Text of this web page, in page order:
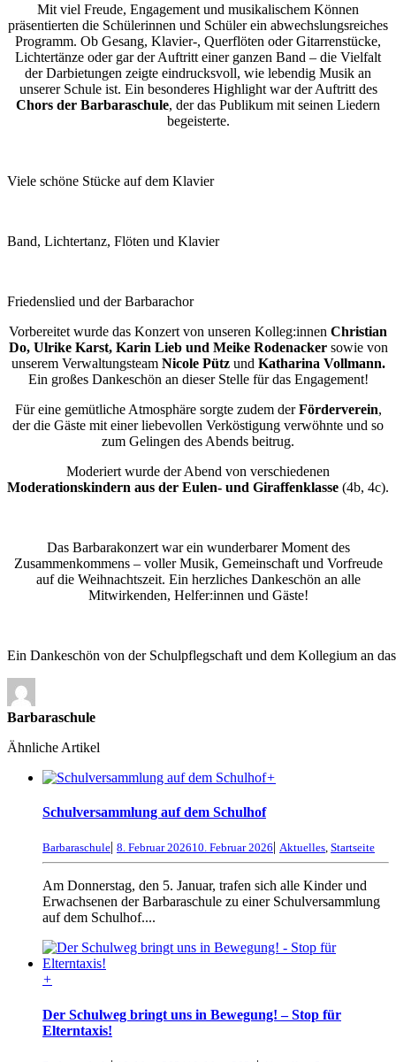
Mit viel Freude, Engagement und musikalischem Können
präsentierten die Schülerinnen und Schüler ein abwechslungsreiches
Programm. Ob Gesang, Klavier-, Querflöten oder Gitarrenstücke,
Lichtertänze oder gar der Auftritt einer ganzen Band – die Vielfalt
der Darbietungen zeigte eindrucksvoll, wie lebendig Musik an
unserer Schule ist. Ein besonderes Highlight war der Auftritt des
Chors der Barbaraschule, der das Publikum mit seinen Liedern
begeisterte.
Viele schöne Stücke auf dem Klavier
Band, Lichtertanz, Flöten und Klavier
Friedenslied und der Barbarachor
Vorbereitet wurde das Konzert von unseren Kolleg:innen Christian
Do, Ulrike Karst, Karin Lieb und Meike Rodenackersowie von
unserem Verwaltungsteam Nicole Pützund Katharina Vollmann.
Ein großes Dankeschön an dieser Stelle für das Engagement!
Für eine gemütliche Atmosphäre sorgte zudem derFörderverein,
der die Gäste mit einer liebevollen Verköstigung verwöhnte und so
zum Gelingen des Abends beitrug.
Moderiert wurde der Abend von verschiedenen
Moderationskindern aus der Eulen- und Giraffenklasse (4b, 4c).
Das Barbarakonzert war ein wunderbarer Moment des
Zusammenkommens – voller Musik, Gemeinschaft und Vorfreude
auf die Weihnachtszeit. Ein herzliches Dankeschön an alle
Mitwirkenden, Helfer:innen und Gäste!
Ein Dankeschön von der Schulpflegschaft und dem Kollegium an
Barbaraschule
Ähnliche Artikel
+
Schulversammlung auf dem Schulhof
Barbaraschule| 8. Februar 202610. Februar 2026| Aktuelles, Startseite
Am Donnerstag, den 5. Januar, trafen sich alle Kinder und
Erwachsenen der Barbaraschule zu einer Schulversammlung
auf dem Schulhof....
+
Der Schulweg bringt uns in Bewegung! – Stop für
Elterntaxis!